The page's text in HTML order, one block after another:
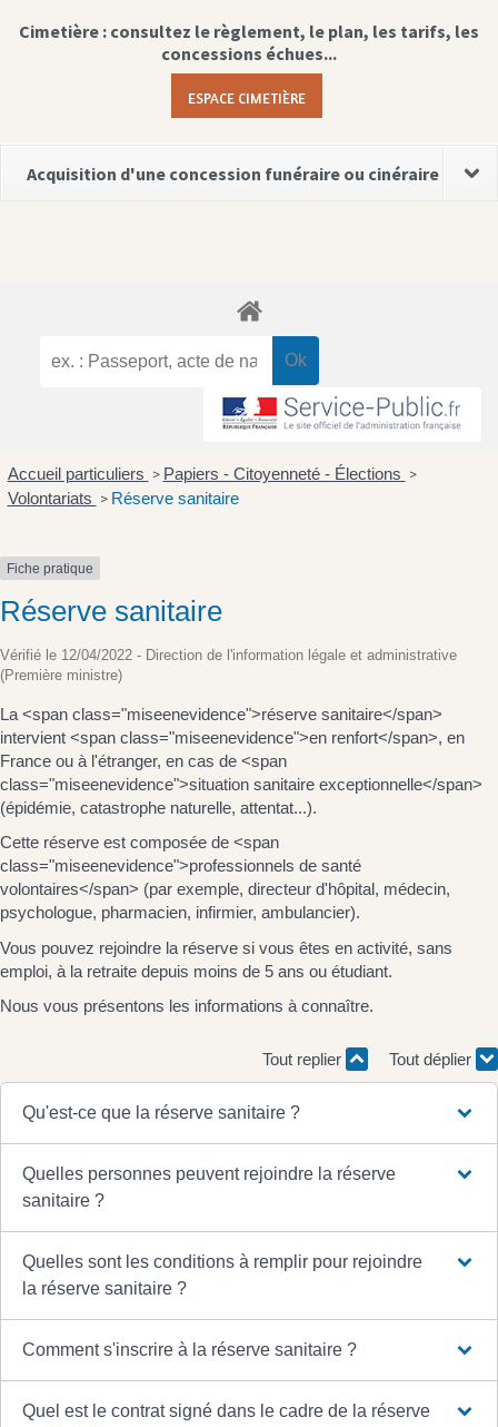
Cimetière : consultez le règlement, le plan, les tarifs, les
concessions échues...
ESPACE CIMETIÈRE
Acquisition d'une concession funéraire ou cinéraire
Accueil particuliers > Papiers - Citoyenneté - Élections >
Volontariats > Réserve sanitaire
Fiche pratique
Réserve sanitaire
Vérifié le 12/04/2022 - Direction de l'information légale et administrative
(Première ministre)
La <span class="miseenevidence">réserve sanitaire</span>
intervient <span class="miseenevidence">en renfort</span>, en
France ou à l'étranger, en cas de <span
class="miseenevidence">situation sanitaire exceptionnelle</span>
(épidémie, catastrophe naturelle, attentat...).
Cette réserve est composée de <span
class="miseenevidence">professionnels de santé
volontaires</span> (par exemple, directeur d'hôpital, médecin,
psychologue, pharmacien, infirmier, ambulancier).
Vous pouvez rejoindre la réserve si vous êtes en activité, sans
emploi, à la retraite depuis moins de 5 ans ou étudiant.
Nous vous présentons les informations à connaître.
Tout replier Tout déplier
Qu'est-ce que la réserve sanitaire ?
Quelles personnes peuvent rejoindre la réserve
sanitaire ?
Quelles sont les conditions à remplir pour rejoindre
la réserve sanitaire ?
Comment s'inscrire à la réserve sanitaire ?
Quel est le contrat signé dans le cadre de la réserve